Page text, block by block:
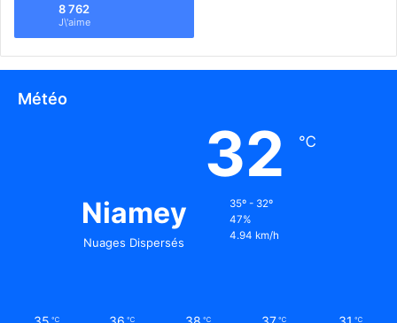
8 762
J\'aime
Météo
Niamey
Nuages Dispersés
32 ℃
35º - 32º
47%
4.94 km/h
℃ ℃ ℃ ℃ ℃